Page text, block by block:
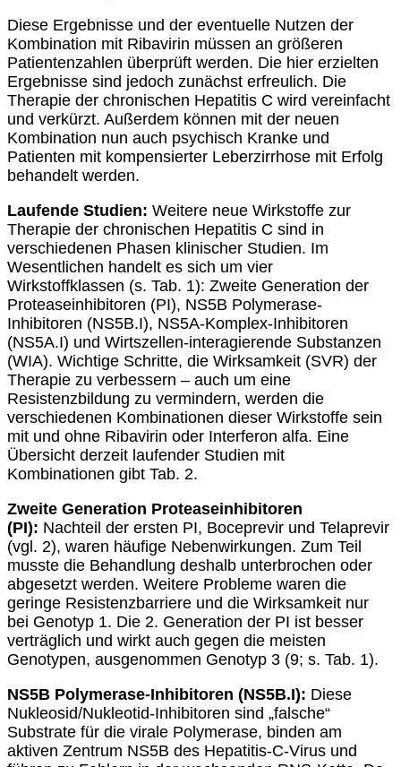
Diese Ergebnisse und der eventuelle Nutzen der
Kombination mit Ribavirin müssen an größeren
Patientenzahlen überprüft werden. Die hier erzielten
Ergebnisse sind jedoch zunächst erfreulich. Die
Therapie der chronischen Hepatitis C wird vereinfacht
und verkürzt. Außerdem können mit der neuen
Kombination nun auch psychisch Kranke und
Patienten mit kompensierter Leberzirrhose mit Erfolg
behandelt werden.
Laufende Studien: Weitere neue Wirkstoffe zur
Therapie der chronischen Hepatitis C sind in
verschiedenen Phasen klinischer Studien. Im
Wesentlichen handelt es sich um vier
Wirkstoffklassen (s. Tab. 1): Zweite Generation der
Proteaseinhibitoren (PI), NS5B Polymerase-
Inhibitoren (NS5B.I), NS5A-Komplex-Inhibitoren
(NS5A.I) und Wirtszellen-interagierende Substanzen
(WIA). Wichtige Schritte, die Wirksamkeit (SVR) der
Therapie zu verbessern – auch um eine
Resistenzbildung zu vermindern, werden die
verschiedenen Kombinationen dieser Wirkstoffe sein
mit und ohne Ribavirin oder Interferon alfa. Eine
Übersicht derzeit laufender Studien mit
Kombinationen gibt Tab. 2.
Zweite Generation Proteaseinhibitoren
(PI): Nachteil der ersten PI, Boceprevir und Telaprevir
(vgl. 2), waren häufige Nebenwirkungen. Zum Teil
musste die Behandlung deshalb unterbrochen oder
abgesetzt werden. Weitere Probleme waren die
geringe Resistenzbarriere und die Wirksamkeit nur
bei Genotyp 1. Die 2. Generation der PI ist besser
verträglich und wirkt auch gegen die meisten
Genotypen, ausgenommen Genotyp 3 (9; s. Tab. 1).
NS5B Polymerase-Inhibitoren (NS5B.I): Diese
Nukleosid/Nukleotid-Inhibitoren sind „falsche“
Substrate für die virale Polymerase, binden am
aktiven Zentrum NS5B des Hepatitis-C-Virus und